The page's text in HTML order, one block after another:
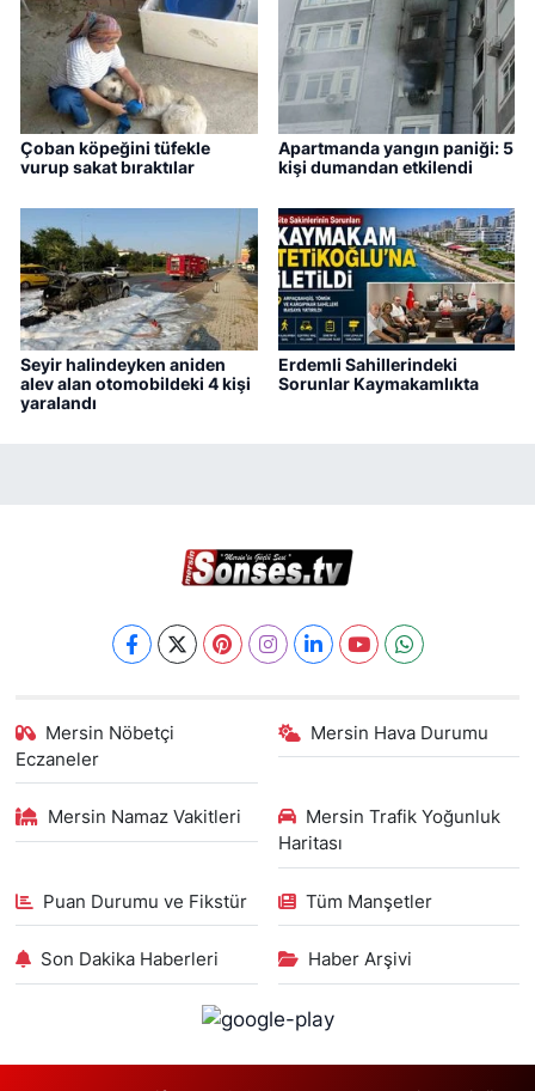
Çoban köpeğini tüfekle
vurup sakat bıraktılar
Apartmanda yangın paniği: 5
kişi dumandan etkilendi
Seyir halindeyken aniden
alev alan otomobildeki 4 kişi
yaralandı
Erdemli Sahillerindeki
Sorunlar Kaymakamlıkta
Mersin Nöbetçi
Eczaneler
Mersin Hava Durumu
Mersin Namaz Vakitleri
Mersin Trafik Yoğunluk
Haritası
Puan Durumu ve Fikstür Tüm Manşetler
Son Dakika Haberleri Haber Arşivi